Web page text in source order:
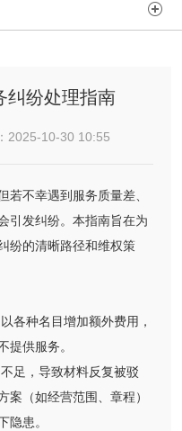

纠纷处理指南
10-30 10:55
若不幸遇到服务质量差、
引发纠纷。本指南旨在为
纷的清晰路径和维权策
各种名目增加额外费用，
提供服务。
足，导致材料反复被驳
案（如经营范围、章程）
隐患。